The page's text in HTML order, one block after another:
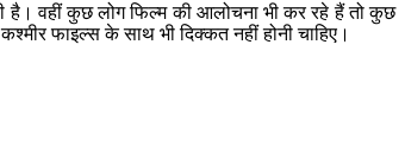
है। वहीं कुछ लोग फिल्म की आलोचना भी कर रहे हैं तो कुछ
फाइल्स के साथ भी दिक्कत नहीं होनी चाहिए।